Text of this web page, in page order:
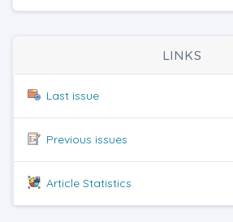
LINKS
Last issue
Previous issues
Article Statistics